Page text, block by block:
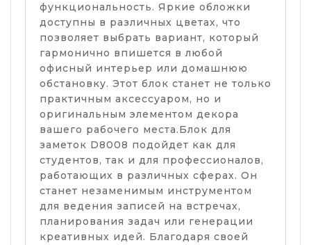
функциональность. Яркие обложки
доступны в различных цветах, что
позволяет выбрать вариант, который
гармонично впишется в любой
офисный интерьер или домашнюю
обстановку. Этот блок станет не только
практичным аксессуаром, но и
оригинальным элементом декора
вашего рабочего места.Блок для
заметок D8008 подойдет как для
студентов, так и для профессионалов,
работающих в различных сферах. Он
станет незаменимым инструментом
для ведения записей на встречах,
планирования задач или генерации
креативных идей. Благодаря своей